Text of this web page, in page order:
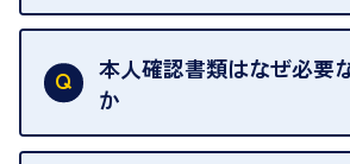
売却当日を含む8日間のうちに、
出張買取のお品物は、8日間保管
お品物の内容や点数によって異
取の場合は1点あたり数分程度が
お品物の場合は、お時間をいた
本人確認書類はなぜ必要
か
買取店は古物営業法により、お